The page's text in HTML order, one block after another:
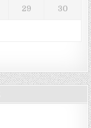
29 30